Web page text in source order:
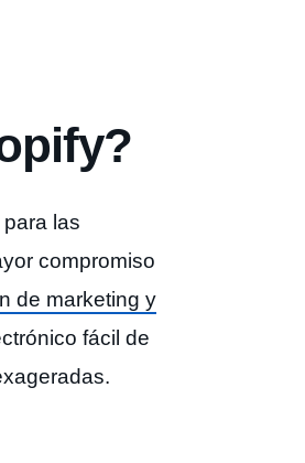
las
compromiso
de marketing y
fácil de